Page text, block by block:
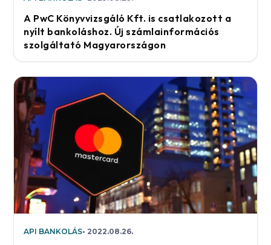
A PwC Könyvvizsgáló Kft. is csatlakozott a
nyílt bankoláshoz. Új számlainformációs
szolgáltató Magyarországon
API BANKOLÁS 2022.08.26.